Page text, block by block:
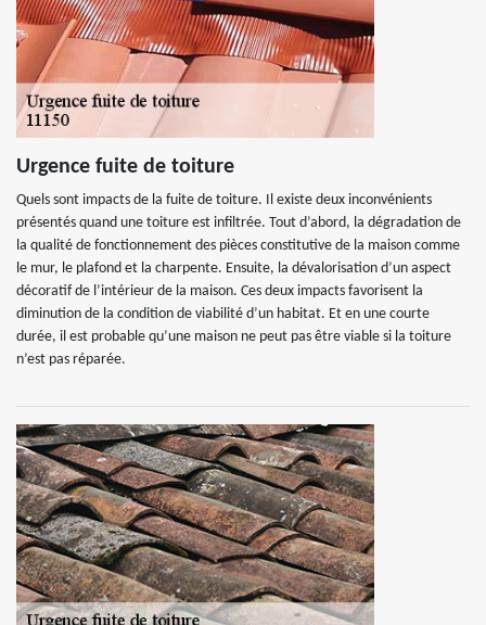
Urgence fuite de toiture
Quels sont impacts de la fuite de toiture. Il existe deux inconvénients
présentés quand une toiture est infiltrée. Tout d’abord, la dégradation de
la qualité de fonctionnement des pièces constitutive de la maison comme
le mur, le plafond et la charpente. Ensuite, la dévalorisation d’un aspect
décoratif de l’intérieur de la maison. Ces deux impacts favorisent la
diminution de la condition de viabilité d’un habitat. Et en une courte
durée, il est probable qu’une maison ne peut pas être viable si la toiture
n’est pas réparée.